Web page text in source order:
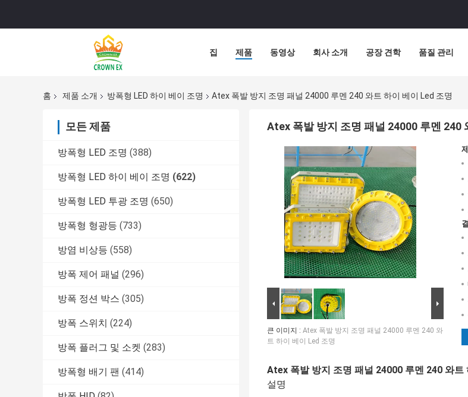
집 제품 동영상 회사 소개 공장 견학 품질 관리
홈 제품 소개 방폭형 LED 하이 베이 조명 Atex 폭발 방지 조명 패널 24000 루멘 240 와트 하이 베이 Led 조명
모든 제품
방폭형 LED 조명 (388)
방폭형 LED 하이 베이 조명 (622)
방폭형 LED 투광 조명 (650)
방폭형 형광등 (733)
방염 비상등 (558)
방폭 제어 패널 (296)
방폭 정션 박스 (305)
방폭 스위치 (224)
방폭 플러그 및 소켓 (283)
방폭형 배기 팬 (414)
Atex 폭발 방지 조명 패널 24000 루멘 240
큰 이미지 : Atex 폭발 방지 조명 패널 24000 루멘 240 와
트 하이 베이 Led 조명
Atex 폭발 방지 조명 패널 24000 루멘 240 와트
설명